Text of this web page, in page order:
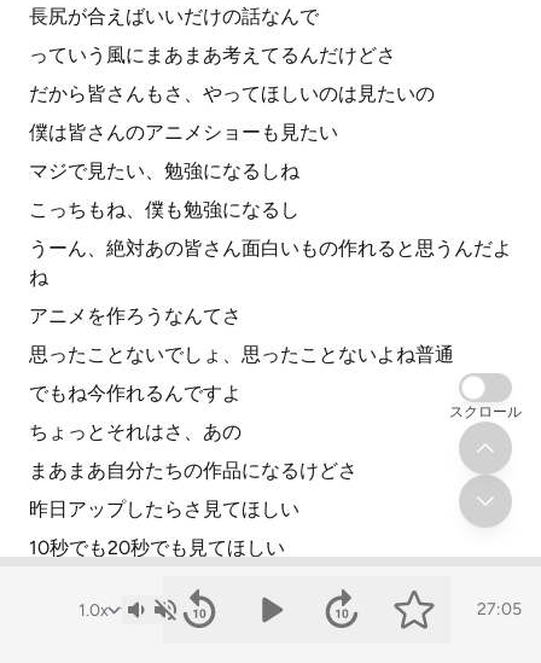
長尻が合えばいいだけの話なんで
っていう風にまあまあ考えてるんだけどさ
だから皆さんもさ、やってほしいのは見たいの
僕は皆さんのアニメショーも見たい
マジで見たい、勉強になるしね
こっちもね、僕も勉強になるし
うーん、絶対あの皆さん面白いもの作れると思うんだよ
ね
アニメを作ろうなんてさ
思ったことないでしょ、思ったことないよね普通
でもね今作れるんですよ
ちょっとそれはさ、あの
まあまあ自分たちの作品になるけどさ
昨日アップしたらさ見てほしい
10秒でも20秒でも見てほしい
あ、こんなんできんだってびっくりすると思うんですよ
特に、特にびっくりするポイントで
27:05
スクロール